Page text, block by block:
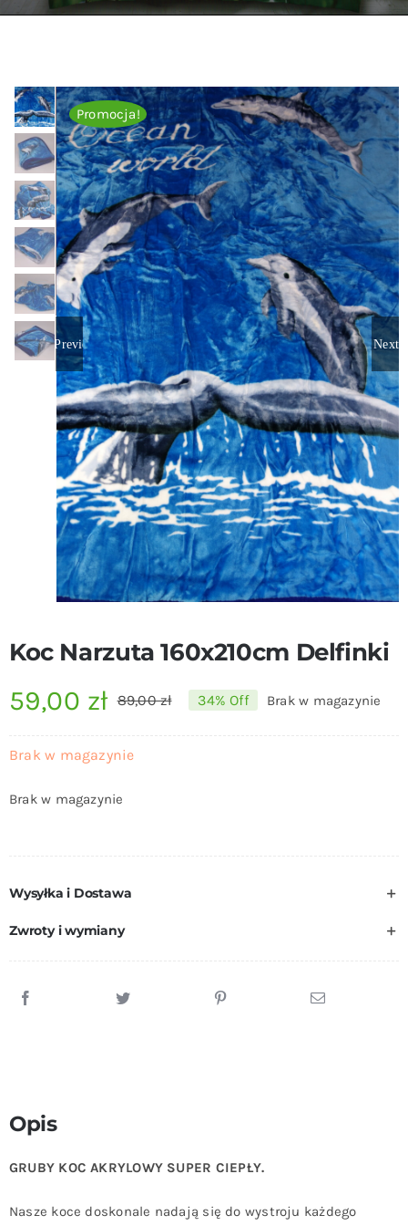
Promocja!
Previous Next
Koc Narzuta 160x210cm Delfinki
89,00złPierwotna
59,00 zł
Aktualna
34% Off Brak w magazynie
Brak w magazynie
Brak w magazynie
Wysyłka i Dostawa
Zwroty i wymiany
Opis
GRUBY KOC AKRYLOWY SUPER CIEPŁY.
Nasze koce doskonale nadają się do wystroju każdego